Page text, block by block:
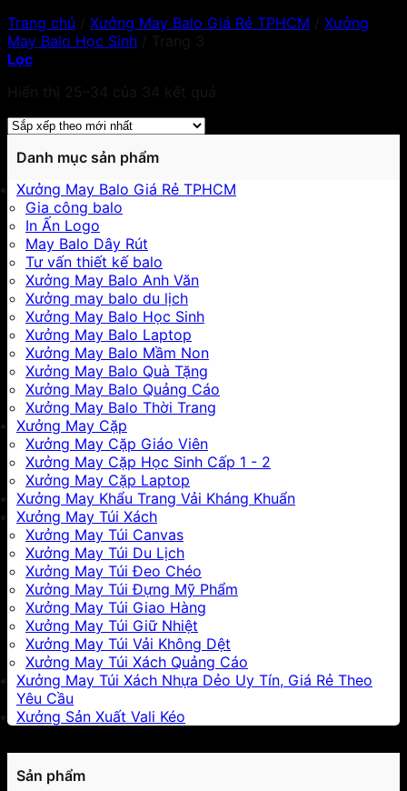
Trang chủ Xưởng May Balo Giá Rẻ TPHCM
Xưởng
May Balo Học Sinh
Lọc
Danh mục sản phẩm
Xưởng May Balo Giá Rẻ TPHCM
Gia công balo
In Ấn Logo
May Balo Dây Rút
Tư vấn thiết kế balo
Xưởng May Balo Anh Văn
Xưởng may balo du lịch
Xưởng May Balo Học Sinh
Xưởng May Balo Laptop
Xưởng May Balo Mầm Non
Xưởng May Balo Quà Tặng
Xưởng May Balo Quảng Cáo
Xưởng May Balo Thời Trang
Xưởng May Cặp
Xưởng May Cặp Giáo Viên
Xưởng May Cặp Học Sinh Cấp 1 - 2
Xưởng May Cặp Laptop
Xưởng May Khẩu Trang Vải Kháng Khuẩn
Xưởng May Túi Xách
Xưởng May Túi Canvas
Xưởng May Túi Du Lịch
Xưởng May Túi Đeo Chéo
Xưởng May Túi Đựng Mỹ Phẩm
Xưởng May Túi Giao Hàng
Xưởng May Túi Giữ Nhiệt
Xưởng May Túi Vải Không Dệt
Xưởng May Túi Xách Quảng Cáo
Xưởng May Túi Xách Nhựa Dẻo Uy Tín, Giá Rẻ Theo
Yêu Cầu
Xưởng Sản Xuất Vali Kéo
Sản phẩm